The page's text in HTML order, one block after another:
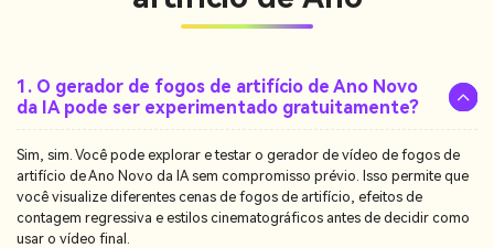
1. O gerador de fogos de artifício de Ano Novo
da IA pode ser experimentado gratuitamente?
Sim, sim. Você pode explorar e testar o gerador de vídeo de fogos de
artifício de Ano Novo da IA sem compromisso prévio. Isso permite que
você visualize diferentes cenas de fogos de artifício, efeitos de
contagem regressiva e estilos cinematográficos antes de decidir como
usar o vídeo final.